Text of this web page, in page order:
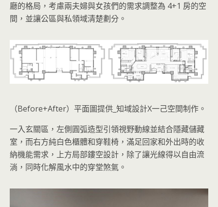
廳的格局，考慮兩夫婦與女孩們的需求調整為 4+1 房的空
間，並讓公區與私領域清楚劃分。
（Before+After）平面圖提供_知域設計X一己空間制作。
一入玄關區，左側圓弧造型引領視野動線並結合隱藏儲藏
室，而右方純白色櫃體和穿鞋椅，滿足回家和外出時的收
納機能需求，上方局部鏤空設計，除了讓光線得以自由流
淌，同時化解風水中的穿堂煞氣。